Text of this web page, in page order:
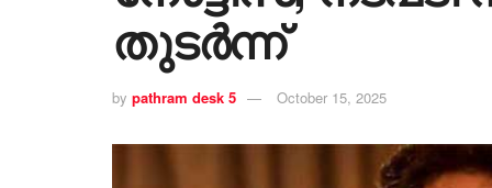
തുടർന്ന്
by pathram desk 5 October 15, 2025